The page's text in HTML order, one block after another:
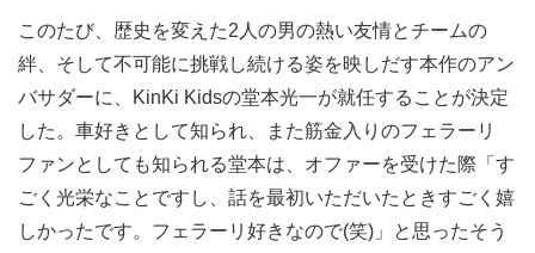
このたび、歴史を変えた2人の男の熱い友情とチームの
絆、そして不可能に挑戦し続ける姿を映しだす本作のアン
バサダーに、KinKi Kidsの堂本光一が就任することが決定
した。車好きとして知られ、また筋金入りのフェラーリ
ファンとしても知られる堂本は、オファーを受けた際「す
ごく光栄なことですし、話を最初いただいたときすごく嬉
しかったです。フェラーリ好きなので(笑)」と思ったそう